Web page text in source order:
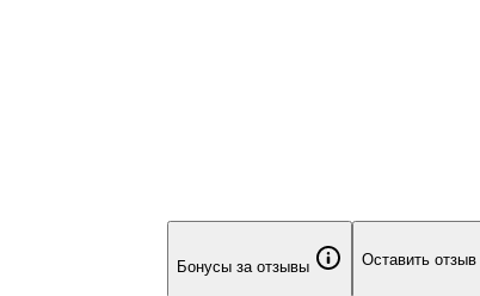
Бонусы за отзывы Оставить отзыв